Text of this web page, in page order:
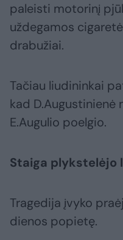
paleisti motorinį
uždegamos
drabužiai.
Tačiau liudininkai
kad D.Augustinienė
E.Augulio poelgio.
Staiga plykstelėjo
Tragedija įvyko
dienos popietę.